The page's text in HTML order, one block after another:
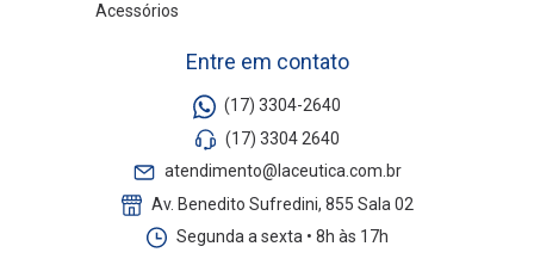
Acessórios
Entre em contato
(17) 3304-2640
(17) 3304 2640
atendimento@laceutica.com.br
Av. Benedito Sufredini, 855 Sala 02
Segunda a sexta • 8h às 17h